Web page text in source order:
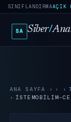
SINIFLANDIRMAAÇIK
SA Siber/
ANA SAYFA ›
ISTEMOBILIM-